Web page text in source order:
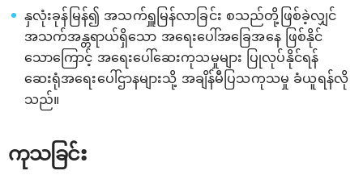
နှလုံးခုန်မြန်၍ အသက်ရှူမြန်လာခြင်း စသည်တို့ဖြစ်ခဲ့လျှင်
အသက်အန္တရာယ်ရှိသော အရေးပေါ်အခြေအနေ ဖြစ်နိုင်
သောကြောင့် အရေးပေါ်ဆေးကုသမှုများ ပြုလုပ်နိုင်ရန်
ဆေးရုံအရေးပေါ်ဌာနများသို့ အချိန်မီပြသကုသမှု ခံယူရန်လို
သည်။
ကုသခြင်း